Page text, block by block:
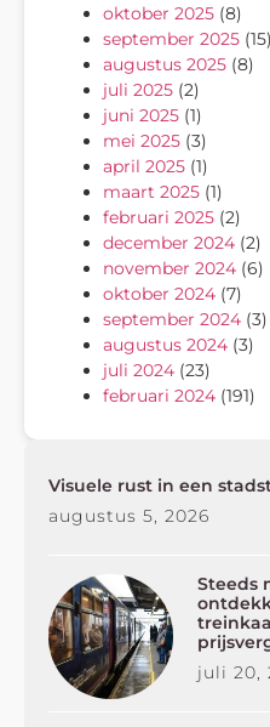
oktober 2025 (8)
september 2025 (15)
augustus 2025 (8)
juli 2025 (2)
juni 2025 (1)
mei 2025 (3)
april 2025 (1)
maart 2025 (1)
februari 2025 (2)
december 2024 (2)
november 2024 (6)
oktober 2024 (7)
september 2024 (3)
augustus 2024 (3)
juli 2024 (23)
februari 2024 (191)
Visuele rust in een
augustus 5, 2026
Steeds
juli 20,